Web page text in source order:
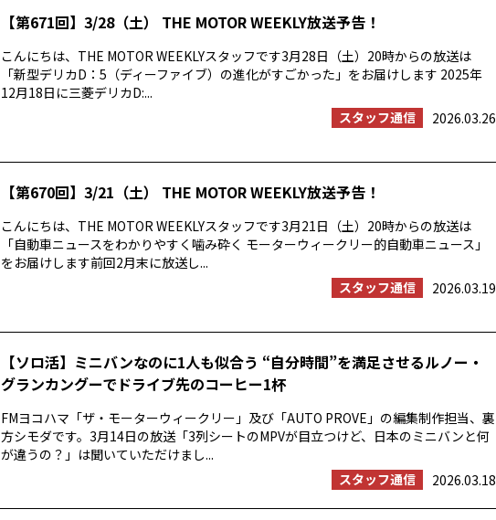
【第671回】3/28（土） THE MOTOR WEEKLY放送予告！
こんにちは、THE MOTOR WEEKLYスタッフです3月28日（土）20時からの放送は
「新型デリカD：5（ディーファイブ）の進化がすごかった」をお届けします 2025年
12月18日に三菱デリカD:...
スタッフ通信
2026.03.26
【第670回】3/21（土） THE MOTOR WEEKLY放送予告！
こんにちは、THE MOTOR WEEKLYスタッフです3月21日（土）20時からの放送は
「自動車ニュースをわかりやすく噛み砕く モーターウィークリー的自動車ニュース」
をお届けします前回2月末に放送し...
スタッフ通信
2026.03.19
【ソロ活】ミニバンなのに1人も似合う “自分時間”を満足させるルノー・
グランカングーでドライブ先のコーヒー1杯
FMヨコハマ「ザ・モーターウィークリー」及び「AUTO PROVE」の編集制作担当、裏
方シモダです。3月14日の放送「3列シートのMPVが目立つけど、日本のミニバンと何
が違うの？」は聞いていただけまし...
スタッフ通信
2026.03.18